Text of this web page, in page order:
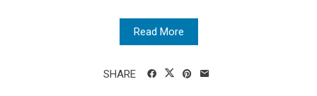
Read More
SHARE